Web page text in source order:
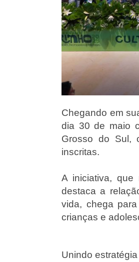
Chegando em
dia 30 de maio
Grosso do Sul,
inscritas.
A iniciativa, que
destaca a
vida, chega
crianças e
Unindo